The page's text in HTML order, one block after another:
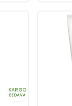
KARGO
BEDAVA